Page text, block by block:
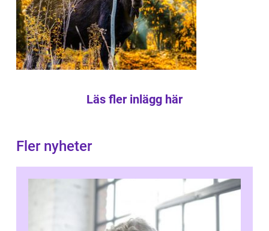
Läs fler inlägg här
Fler nyheter